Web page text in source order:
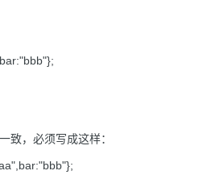
致，必须写成这样：